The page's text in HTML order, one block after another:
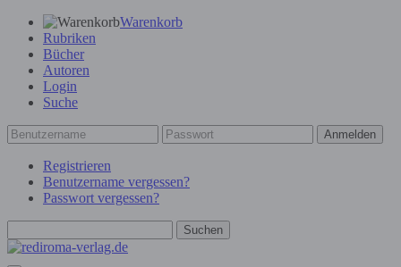
Warenkorb
Rubriken
Bücher
Autoren
Login
Suche
Anmelden
Registrieren
Benutzername vergessen?
Passwort vergessen?
Suchen